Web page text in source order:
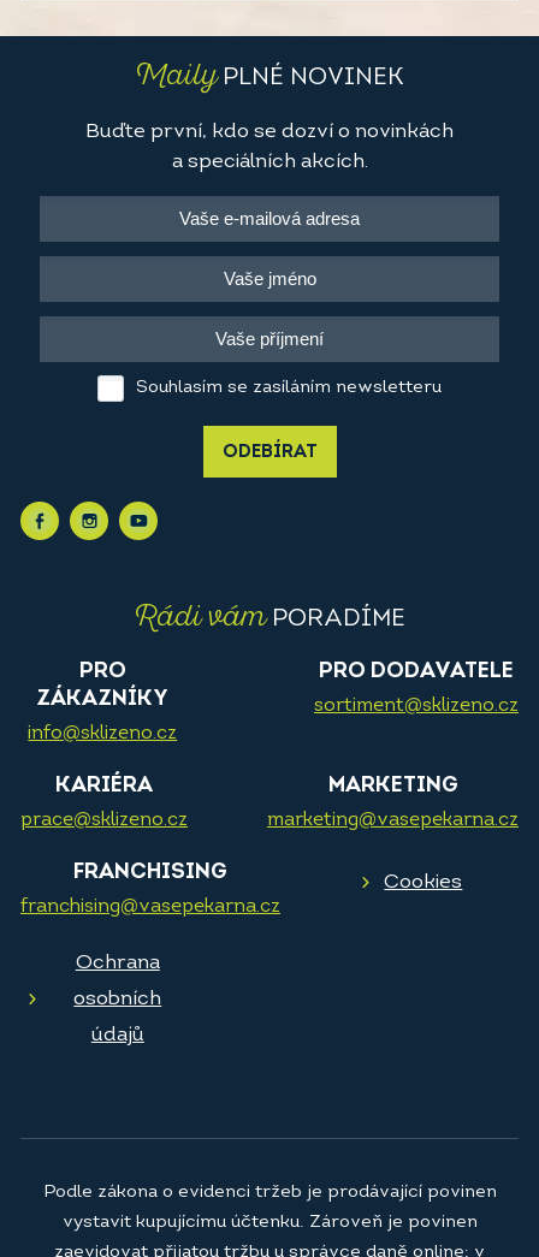
MailyPLNÉ NOVINEK
Buďte první, kdo se dozví o novinkách
a speciálních akcích.
Souhlasím se zasíláním newsletteru
ODEBÍRAT
Rádi vámPORADÍME
PRO
ZÁKAZNÍKY
info@sklizeno.cz
PRO DODAVATELE
sortiment@sklizeno.cz
KARIÉRA
prace@sklizeno.cz
MARKETING
marketing@vasepekarna.cz
FRANCHISING
franchising@vasepekarna.cz
Cookies
Ochrana
osobních
údajů
Podle zákona o evidenci tržeb je prodávající povinen
vystavit kupujícímu účtenku. Zároveň je povinen
zaevidovat přijatou tržbu u správce daně online; v